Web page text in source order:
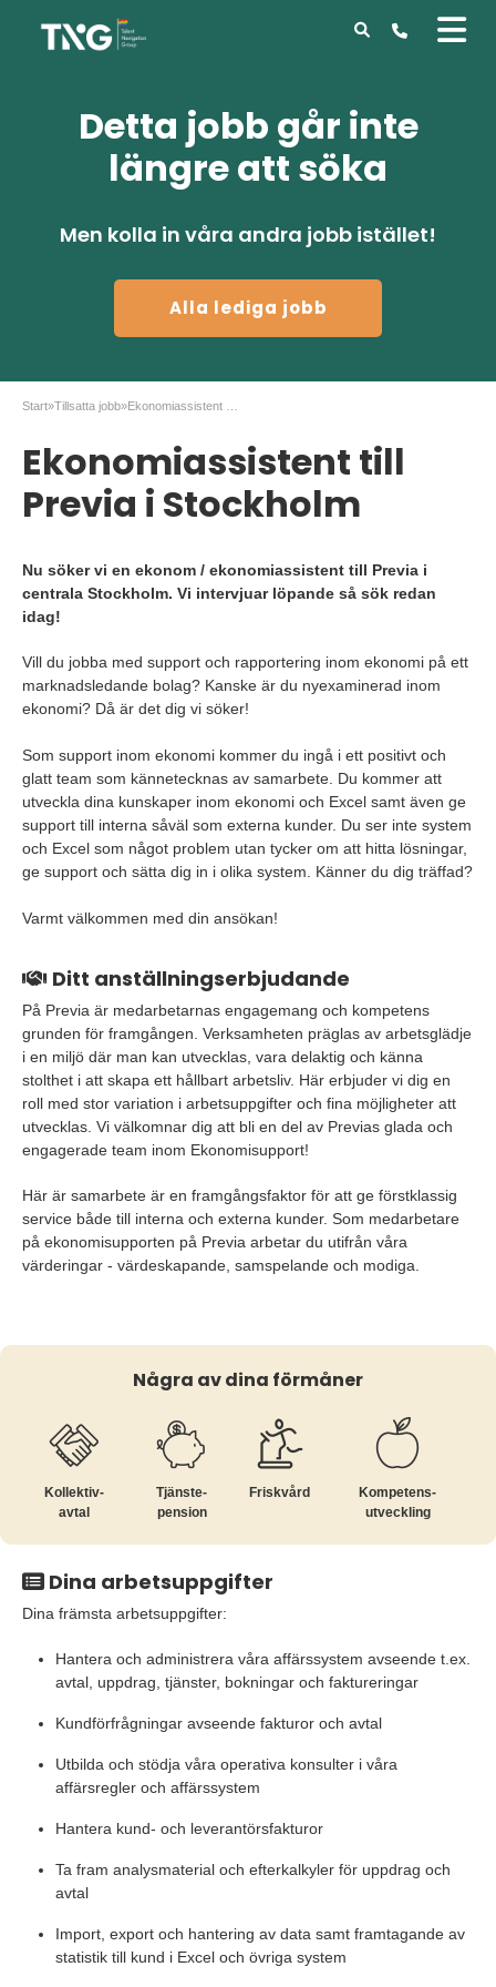
Detta jobb går inte
längre att söka
Men kolla in våra andra jobb istället!
Alla lediga jobb
Start»Tillsatta jobb»
Ekonomiassistent till
Previa i Stockholm
Nu söker vi en ekonom / ekonomiassistent till Previa i
centrala Stockholm. Vi intervjuar löpande så sök redan
idag!
Vill du jobba med support och rapportering inom ekonomi på ett
marknadsledande bolag? Kanske är du nyexaminerad inom
ekonomi? Då är det dig vi söker!
Som support inom ekonomi kommer du ingå i ett positivt och
glatt team som kännetecknas av samarbete. Du kommer att
utveckla dina kunskaper inom ekonomi och Excel samt även ge
support till interna såväl som externa kunder. Du ser inte system
och Excel som något problem utan tycker om att hitta lösningar,
ge support och sätta dig in i olika system. Känner du dig träffad?
Varmt välkommen med din ansökan!
Ditt anställningserbjudande
På Previa är medarbetarnas engagemang och kompetens
grunden för framgången. Verksamheten präglas av arbetsglädje
i en miljö där man kan utvecklas, vara delaktig och känna
stolthet i att skapa ett hållbart arbetsliv. Här erbjuder vi dig en
roll med stor variation i arbetsuppgifter och fina möjligheter att
utvecklas. Vi välkomnar dig att bli en del av Previas glada och
engagerade team inom Ekonomisupport!
Här är samarbete är en framgångsfaktor för att ge förstklassig
service både till interna och externa kunder. Som medarbetare
på ekonomisupporten på Previa arbetar du utifrån våra
värderingar - värdeskapande, samspelande och modiga.
Några av dina förmåner
Kollektiv­
avtal
Tjänste­
pension
Friskvård
Kompetens­
utveckling
Dina arbetsuppgifter
Dina främsta arbetsuppgifter:
Hantera och administrera våra affärssystem avseende t.ex.
avtal, uppdrag, tjänster, bokningar och faktureringar
Kundförfrågningar avseende fakturor och avtal
Utbilda och stödja våra operativa konsulter i våra
affärsregler och affärssystem
Hantera kund- och leverantörsfakturor
Ta fram analysmaterial och efterkalkyler för uppdrag och
avtal
Import, export och hantering av data samt framtagande av
statistik till kund i Excel och övriga system